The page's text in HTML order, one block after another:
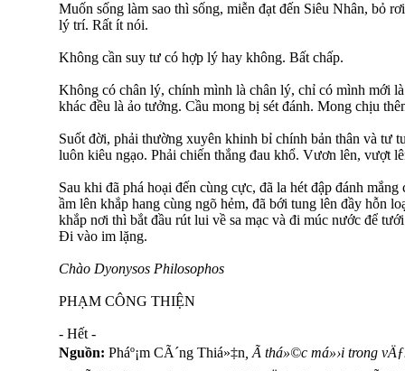
Muốn sống làm sao thì sống, miễn đạt đến Siêu Nhân, bỏ
lý trí. Rất ít nói.
Không cần suy tư có hợp lý hay không. Bất chấp.
Không có chân lý, chính mình là chân lý, chỉ có mình mới
khác đều là ảo tưởng. Cầu mong bị sét đánh. Mong chịu
Suốt đời, phải thường xuyên khinh bỉ chính bản thân và tư
luôn kiêu ngạo. Phải chiến thắng đau khổ. Vươn lên, vượt
Sau khi đã phá hoại đến cùng cực, đã la hét đập đánh
ầm lên khắp hang cùng ngõ hẻm, đã bới tung lên đầy hỗn
khắp nơi thì bắt đầu rút lui về sa mạc và đi múc nước để
Đi vào im lặng.
Chào Dyonysos Philosophos
PHẠM CÔNG THIỆN
- Hết -
Nguồn: Pháº¡m CÃ´ng Thiá»‡n , Ã thá»©c má»›i trong